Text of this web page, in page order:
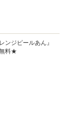
ンジピールあん』
料★